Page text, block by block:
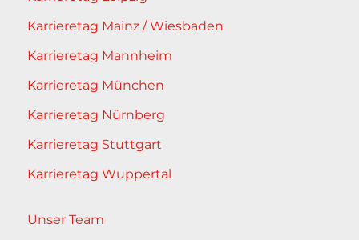
Karrieretag Mainz / Wiesbaden
Karrieretag Mannheim
Karrieretag München
Karrieretag Nürnberg
Karrieretag Stuttgart
Karrieretag Wuppertal
Unser Team